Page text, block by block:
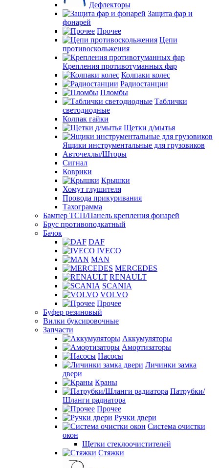
Дефлекторы
Защита фар и
фонарей
Прочее
Цепи
противоскольжения
Крепления противотуманных фар
Колпаки колес
Радиостанции
Пломбы
Таблички
светодиодные
Колпак гайки
Щетки д/мытья
Ящики инструментальные для грузовиков
Авточехлы/Шторы
Сигнал
Коврики
Крышки
Хомут глушителя
Провода прикуривания
Тахограмма
Бампер ТСП/Панель крепления фонарей
Брус противоподкатный
Бачок
DAF
IVECO
MAN
MERCEDES
RENAULT
SCANIA
VOLVO
Прочее
Буфер резиновый
Вилки буксировочные
Запчасти
Аккумуляторы
Амортизаторы
Насосы
Личинки замка
двери
Краны
Патрубки/
Шланги радиатора
Прочее
Ручки двери
Система очистки
окон
Щетки стеклоочистителей
Стяжки